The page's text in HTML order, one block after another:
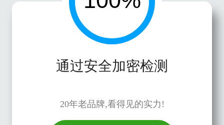
通过安全加密检测
20年老品牌,看得见的实力!